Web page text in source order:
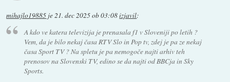
mihajlo19885 je21. dec 2025 ob 03:08izjavil:
A kdo ve katera televizija je prenasala f1 v Sloveniji po letih ?
Vem, da je bilo nekaj časa RTV Slo in Pop tv, zdej je pa ze nekaj
časa Sport TV ? Na spletu je pa nemogoče najti arhiv teh
prenosov na Slovenski TV, edino se da najti od BBCja in Sky
Sports.